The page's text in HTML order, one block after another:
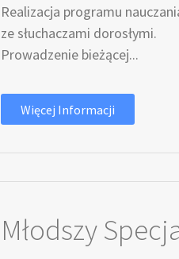
Realizacja programu
ze słuchaczami dorosłymi.
Prowadzenie bieżącej...
Więcej Informacji